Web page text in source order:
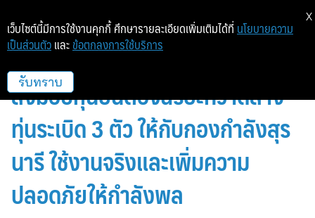
มจพ. ผนึกกำลัง วปอ.67 หมู่สิงโต
ส่งมอบหุ่นยนต์อัจฉริยะกวาดล้าง
ทุ่นระเบิด 3 ตัว ให้กับกองกำลังสุร
นารี ใช้งานจริงและเพิ่มความ
ปลอดภัยให้กำลังพล
เว็บไซต์นี้มีการใช้งานคุกกี้ ศึกษารายละเอียดเพิ่มเติมได้ที่ นโยบายความ
เป็นส่วนตัว และ ข้อตกลงการใช้บริการ
รับทราบ
X